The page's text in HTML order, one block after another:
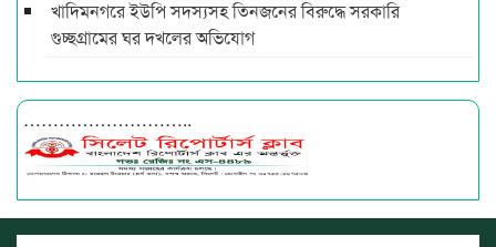
খাদিমনগরে ইউপি সদস্যসহ তিনজনের বিরুদ্ধে সরকারি
গুচ্ছগ্রামের ঘর দখলের অভিযোগ
………………………..